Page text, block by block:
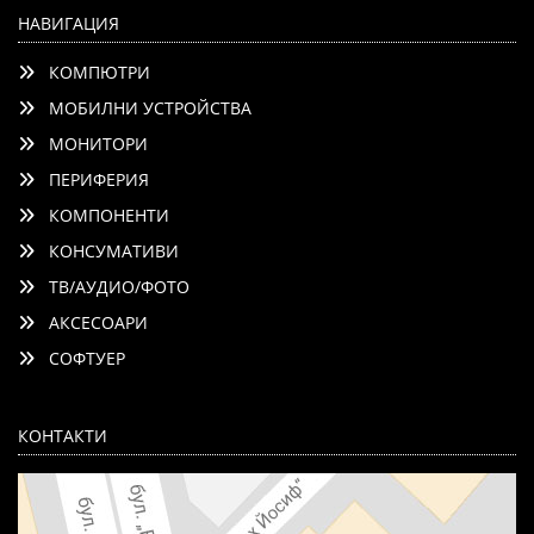
НАВИГАЦИЯ
КОМПЮТРИ
МОБИЛНИ УСТРОЙСТВА
МОНИТОРИ
ПЕРИФЕРИЯ
КОМПОНЕНТИ
КОНСУМАТИВИ
ТВ/АУДИО/ФОТО
АКСЕСОАРИ
СОФТУЕР
КОНТАКТИ